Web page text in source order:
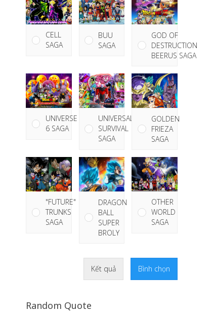
CELL
SAGA
BUU
SAGA
GOD OF
DESTRUCTION
BEERUS SAGA
UNIVERSE
6 SAGA
UNIVERSAL
SURVIVAL
SAGA
GOLDEN
FRIEZA
SAGA
"FUTURE"
TRUNKS
SAGA
DRAGON
BALL
SUPER
BROLY
OTHER
WORLD
SAGA
Kết quả Bình chọn
Random Quote